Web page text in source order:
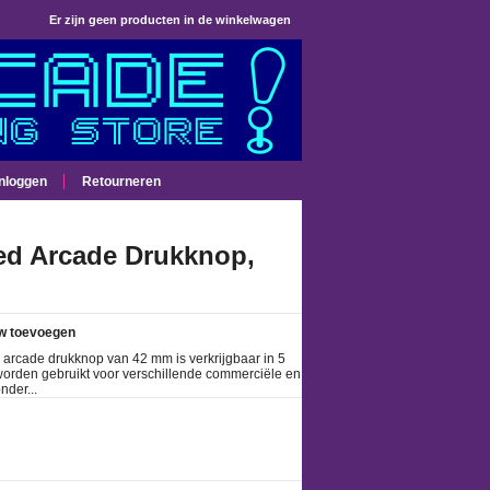
Er zijn geen producten in de winkelwagen
Retourneren
Arcade Drukknop,
toevoegen
drukknop van 42 mm is verkrijgbaar in 5
gebruikt voor verschillende commerciële en